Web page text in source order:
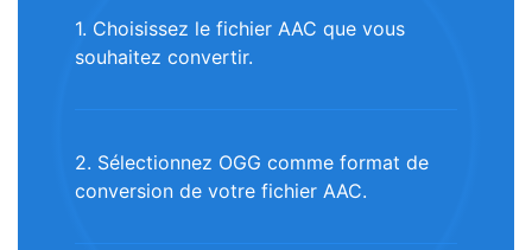
1. Choisissez le fichier AAC que vous
souhaitez convertir.
2. Sélectionnez OGG comme format de
conversion de votre fichier AAC.